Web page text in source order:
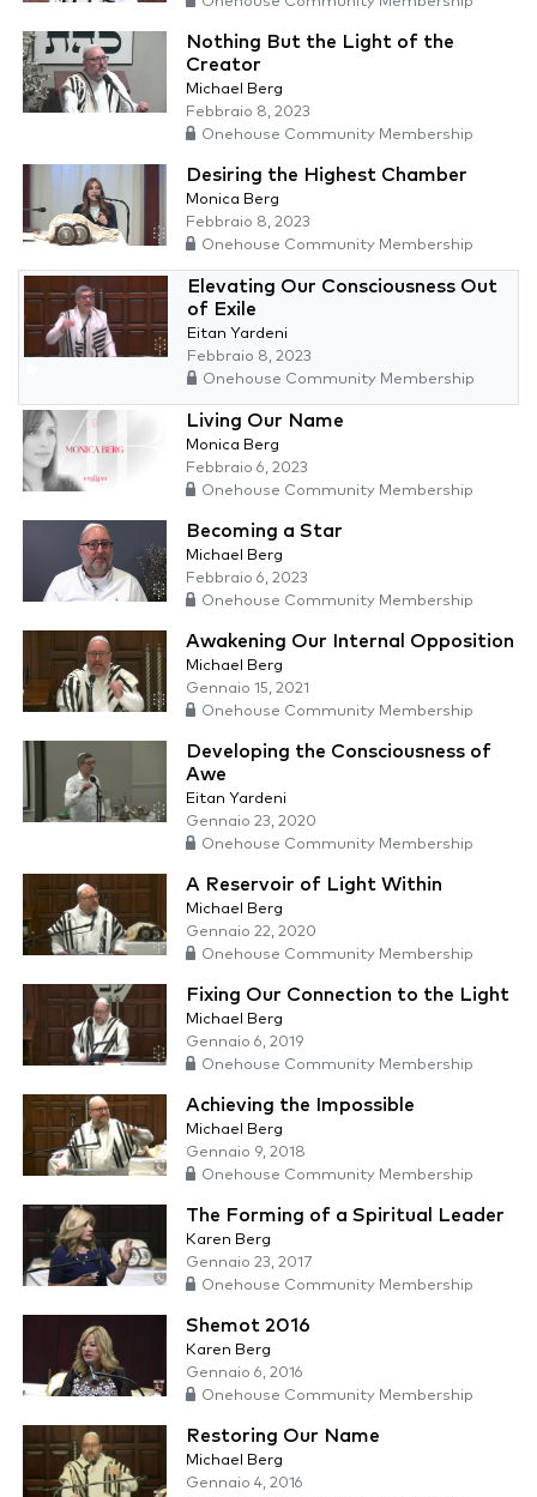
Nothing But the Light of the
Creator
Michael Berg
Febbraio 8, 2023
Onehouse Community Membership
Desiring the Highest Chamber
Monica Berg
Febbraio 8, 2023
Onehouse Community Membership
Elevating Our Consciousness Out
of Exile
Eitan Yardeni
Febbraio 8, 2023
Onehouse Community Membership
Living Our Name
Monica Berg
Febbraio 6, 2023
Onehouse Community Membership
Becoming a Star
Michael Berg
Febbraio 6, 2023
Onehouse Community Membership
Awakening Our Internal Opposition
Michael Berg
Gennaio 15, 2021
Onehouse Community Membership
Developing the Consciousness of
Awe
Eitan Yardeni
Gennaio 23, 2020
Onehouse Community Membership
A Reservoir of Light Within
Michael Berg
Gennaio 22, 2020
Onehouse Community Membership
Fixing Our Connection to the Light
Michael Berg
Gennaio 6, 2019
Onehouse Community Membership
Achieving the Impossible
Michael Berg
Gennaio 9, 2018
Onehouse Community Membership
The Forming of a Spiritual Leader
Karen Berg
Gennaio 23, 2017
Onehouse Community Membership
Shemot 2016
Karen Berg
Gennaio 6, 2016
Onehouse Community Membership
Restoring Our Name
Michael Berg
Gennaio 4, 2016